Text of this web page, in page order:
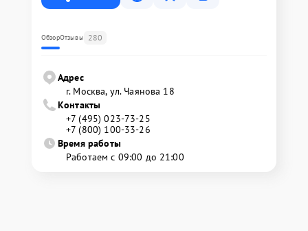
ОбзорОтзывы 280
Адрес
г. Москва, ул. Чаянова 18
Контакты
+7 (495) 023-73-25
+7 (800) 100-33-26
Время работы
Работаем с 09:00 до 21:00